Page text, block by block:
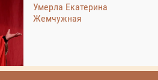
Умерла Екатерина
Жемчужная